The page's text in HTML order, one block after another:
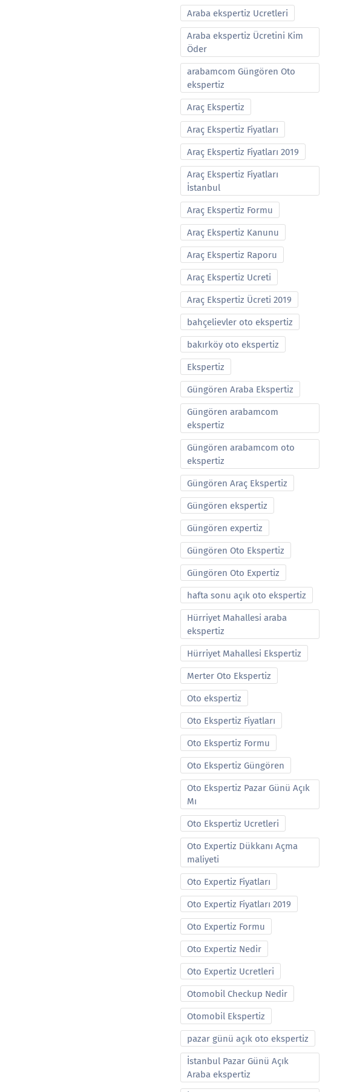
Araba ekspertiz Ucretleri
Araba ekspertiz Ücretini Kim
Öder
arabamcom Güngören Oto
ekspertiz
Araç Ekspertiz
Araç Ekspertiz Fiyatları
Araç Ekspertiz Fiyatları 2019
Araç Ekspertiz Fiyatları
İstanbul
Araç Ekspertiz Formu
Araç Ekspertiz Kanunu
Araç Ekspertiz Raporu
Araç Ekspertiz Ucreti
Araç Ekspertiz Ücreti 2019
bahçelievler oto ekspertiz
bakırköy oto ekspertiz
Ekspertiz
Güngören Araba Ekspertiz
Güngören arabamcom
ekspertiz
Güngören arabamcom oto
ekspertiz
Güngören Araç Ekspertiz
Güngören ekspertiz
Güngören expertiz
Güngören Oto Ekspertiz
Güngören Oto Expertiz
hafta sonu açık oto ekspertiz
Hürriyet Mahallesi araba
ekspertiz
Hürriyet Mahallesi Ekspertiz
Merter Oto Ekspertiz
Oto ekspertiz
Oto Ekspertiz Fiyatları
Oto Ekspertiz Formu
Oto Ekspertiz Güngören
Oto Ekspertiz Pazar Günü Açık
Mı
Oto Ekspertiz Ucretleri
Oto Expertiz Dükkanı Açma
maliyeti
Oto Expertiz Fiyatları
Oto Expertiz Fiyatları 2019
Oto Expertiz Formu
Oto Expertiz Nedir
Oto Expertiz Ucretleri
Otomobil Checkup Nedir
Otomobil Ekspertiz
pazar günü açık oto ekspertiz
İstanbul Pazar Günü Açık
Araba ekspertiz